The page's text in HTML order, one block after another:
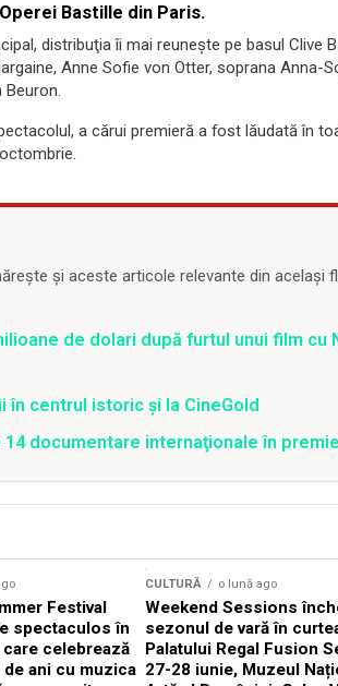
Bastille din Paris.
distribuţia îi mai reuneşte pe basul Clive
Anne Sofie von Otter, soprana Anna-
a cărui premieră a fost lăudată în
și aceste articole relevante din același
de dolari după furtul unui film cu
în centrul istoric și la CineGold
documentare internaţionale în
Festival
spectaculos în
celebrează
ani cu muzica
CULTURĂ o lună ago
Weekend Sessions
sezonul de vară în
Palatului Regal Fusion
27-28 iunie, Muzeul